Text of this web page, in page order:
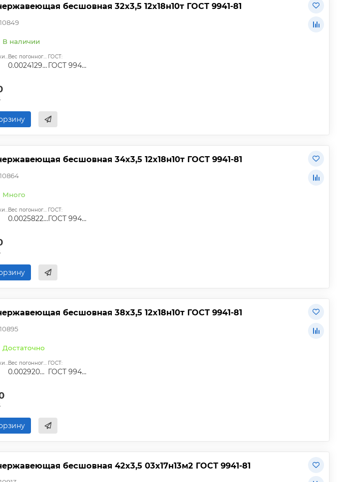
бесшовная 32х3,5 12х18н10т ГОСТ 9941-81
В наличии
Аналог марки стали: Вес погонного метра, т.:
0.0024129525
ГОСТ:
ГОСТ 9940-81, ГОСТ 9941-81, ГОСТ 24030-80, ГОСТ 10498-82
бесшовная 34х3,5 12х18н10т ГОСТ 9941-81
Много
Аналог марки стали: Вес погонного метра, т.:
0.0025822825
ГОСТ:
ГОСТ 9940-81, ГОСТ 9941-81, ГОСТ 24030-80, ГОСТ 10498-82
бесшовная 38х3,5 12х18н10т ГОСТ 9941-81
Достаточно
Аналог марки стали: Вес погонного метра, т.:
0.0029209425
ГОСТ:
ГОСТ 9940-81, ГОСТ 9941-81, ГОСТ 24030-80, ГОСТ 10498-82
бесшовная 42х3,5 03х17н13м2 ГОСТ 9941-81